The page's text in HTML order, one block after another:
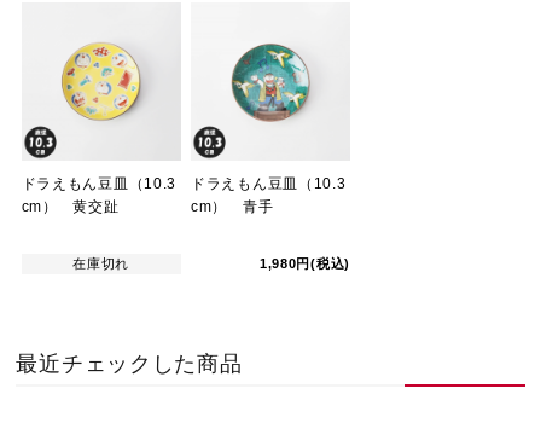
ドラえもん豆皿（10.3
cm） 黄交趾
在庫切れ
ドラえもん豆皿（10.3
cm） 青手
1,980円(税込)
最近チェックした商品